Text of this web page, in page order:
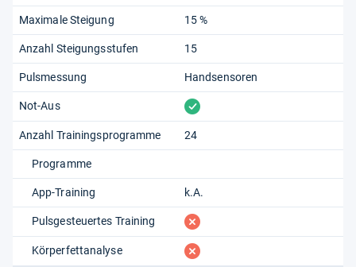
Maximale Steigung 15 %
Anzahl Steigungsstufen 15
Pulsmessung Handsensoren
Not-Aus vorhanden
Anzahl Trainingsprogramme 24
Programme
App-Training k.A.
Pulsgesteuertes Training fehlt
Körperfettanalyse fehlt